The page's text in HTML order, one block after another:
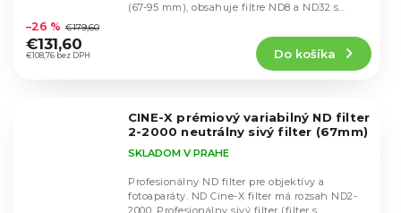
hodnotenie
produktu
je
€108,76 bez DPH
–26 % €179,60
€131,60
Do košíka
(67-95 mm), obsahuje filtre ND8 a ND32 s
CINE-X prémiový variabilný ND filter
2-2000 neutrálny sivý filter (67mm)
SKLADOM V PRAHE
Profesionálny ND filter pre objektívy a
fotoaparáty. ND Cine-X filter má rozsah ND2-
2000. Profesionálny sivý filter (filter s